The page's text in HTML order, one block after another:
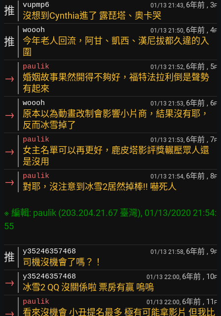
推 vupmp6 01/13 21:43, 6年前 , 3F
沒想到Cynthia進了 露琵塔、奧卡哭
推
woooh 01/13 21:50, 6年前 , 4F
今年老人回流，阿甘、凱西、漢尼拔都久違的入
圍
→
paulik 01/13 21:52, 6年前 , 5F
婚姻故事果然開得不夠好，福特法拉利倒是聲勢
有起來
→
woooh 01/13 21:53, 6年前 , 6F
原本以為動畫改制會影響小片商，結果沒有耶，
反而冰雪掉了
→
paulik 01/13 21:53, 6年前 , 7F
女主名單可以再更好，鹿皮塔影評獎輾壓眾人還
是沒用
→ paulik 01/13 21:54, 6年前 , 8F
對耶，沒注意到冰雪2居然掉棒!! 嚇死人
※ 編輯: paulik (203.204.21.67 臺灣), 01/13/2020 21:54:
推 y35246357468 01/13 21:58, 6年前 , 9F
司機沒機會了嗎？！
→ y35246357468 01/13 22:00, 6年前 , 10F
冰雪2 QQ 沒關係啦 票房有贏 嗚嗚
→
paulik 01/13 22:00, 6年前 , 11 F
看來沒機會 小丑提名最多 極有可能拿影片 但我比